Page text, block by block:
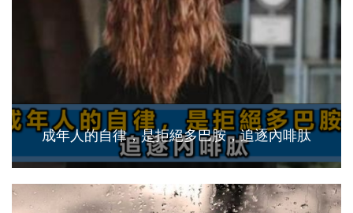
成年人的自律，是拒絕多巴胺，追逐內啡肽